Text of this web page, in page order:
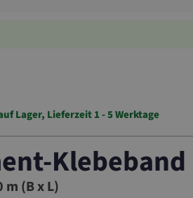
Lager, Lieferzeit 1 - 5 Werktage
Klebeband
m (B x L)